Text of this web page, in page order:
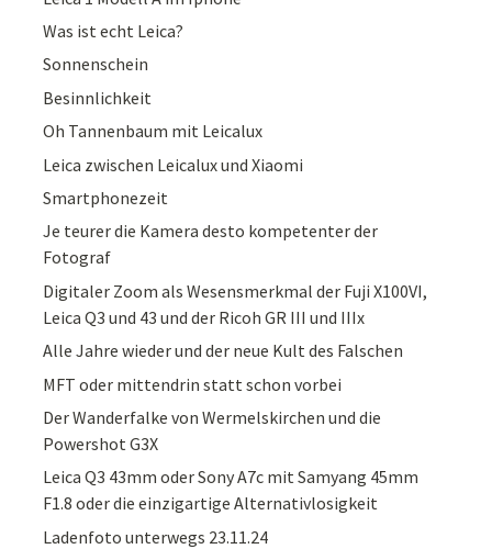
Was ist echt Leica?
Sonnenschein
Besinnlichkeit
Oh Tannenbaum mit Leicalux
Leica zwischen Leicalux und Xiaomi
Smartphonezeit
Je teurer die Kamera desto kompetenter der
Fotograf
Digitaler Zoom als Wesensmerkmal der Fuji X100VI,
Leica Q3 und 43 und der Ricoh GR III und IIIx
Alle Jahre wieder und der neue Kult des Falschen
MFT oder mittendrin statt schon vorbei
Der Wanderfalke von Wermelskirchen und die
Powershot G3X
Leica Q3 43mm oder Sony A7c mit Samyang 45mm
F1.8 oder die einzigartige Alternativlosigkeit
Ladenfoto unterwegs 23.11.24